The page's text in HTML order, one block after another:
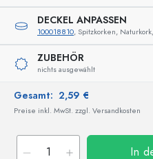
DECKEL ANPASSEN
100018810, Spitzkorken,
ZUBEHÖR
nichts ausgewählt
Gesamt: 2,59 €
Preise inkl. MwSt. zzgl. Versandkosten
In